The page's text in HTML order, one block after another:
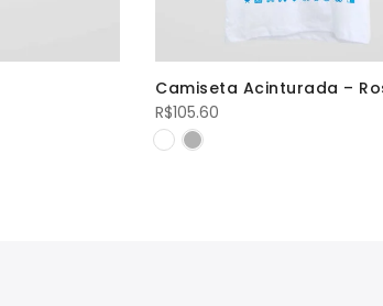
Camiseta Acinturada –
R$105.60